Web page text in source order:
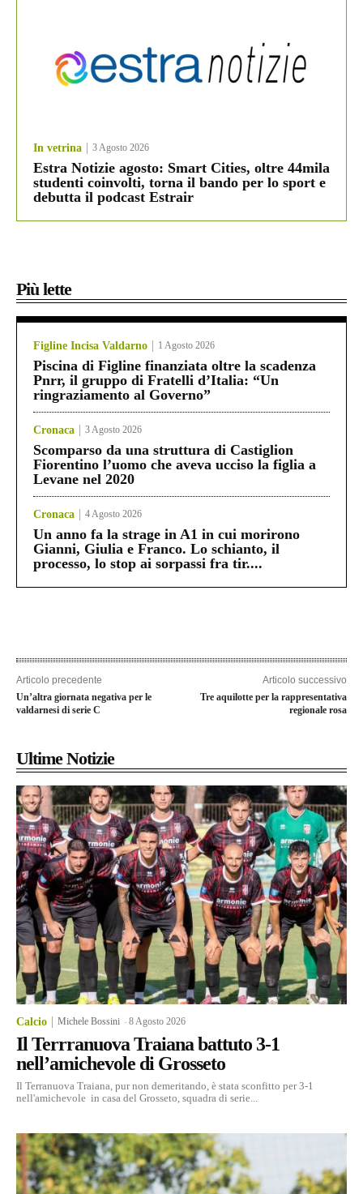
In vetrina 3 Agosto 2026
Estra Notizie agosto: Smart Cities, oltre 44mila
studenti coinvolti, torna il bando per lo sport e
debutta il podcast Estrair
Più lette
Figline Incisa Valdarno 1 Agosto 2026
Piscina di Figline finanziata oltre la scadenza
Pnrr, il gruppo di Fratelli d’Italia: “Un
ringraziamento al Governo”
Cronaca 3 Agosto 2026
Scomparso da una struttura di Castiglion
Fiorentino l’uomo che aveva ucciso la figlia a
Levane nel 2020
Cronaca 4 Agosto 2026
Un anno fa la strage in A1 in cui morirono
Gianni, Giulia e Franco. Lo schianto, il
processo, lo stop ai sorpassi fra tir....
Articolo precedente
Un’altra giornata negativa per le
valdarnesi di serie C
Articolo successivo
Tre aquilotte per la rappresentativa
regionale rosa
Ultime Notizie
Calcio Michele Bossini -8 Agosto 2026
Il Terrranuova Traiana battuto 3-1
nell’amichevole di Grosseto
Il Terranuova Traiana, pur non demeritando, è stata sconfitto per 3-1
nell'amichevole in casa del Grosseto, squadra di serie...